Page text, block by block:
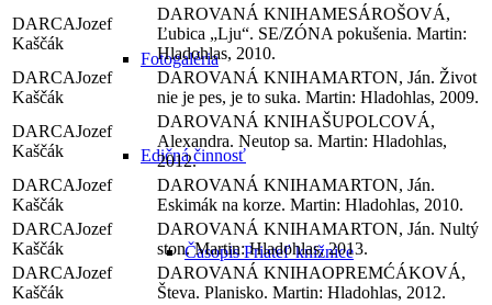
Fotogaléria
Edičná činnosť
Časopis Priateľ knižnice
Jozef
Kaščák
MESÁROŠOVÁ,
Ľubica „Lju“. SE/ZÓNA pokušenia. Martin:
Hladohlas, 2010.
Jozef
Kaščák
MARTON, Ján. Život
nie je pes, je to suka. Martin: Hladohlas, 2009.
Jozef
Kaščák
ŠUPOLCOVÁ,
Alexandra. Neutop sa. Martin: Hladohlas,
2012.
Jozef
Kaščák
MARTON, Ján.
Eskimák na korze. Martin: Hladohlas, 2010.
Jozef
Kaščák
MARTON, Ján. Nultý
ston. Martin: Hladohlas, 2013.
Jozef
Kaščák
OPREMĆÁKOVÁ,
Števa. Planisko. Martin: Hladohlas, 2012.